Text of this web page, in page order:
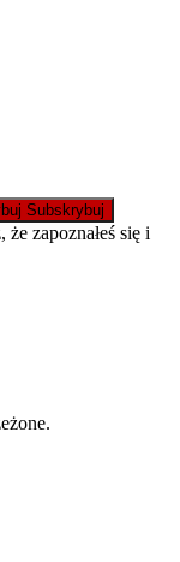
Subskrybuj
zapoznałeś się i